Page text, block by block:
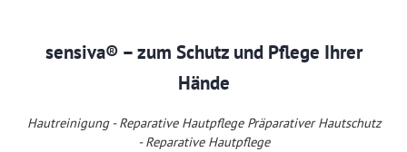
sensiva® – zum Schutz und Pflege Ihrer
Hände
Hautreinigung - Reparative Hautpflege Präparativer Hautschutz
- Reparative Hautpflege